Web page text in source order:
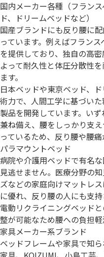
国内メーカー各種（フラン
ド、ドリームベッドなど）
国産ブランドにも反り腰に
っています。例えばフラン
を提供しており、独自の高
よって耐久性と体圧分散性
ます。
日本ベッドや東京ベッド、
術力で、人間工学に基づい
製品を開発しています。い
兼ね備え、腰をしっかり支
っているため、反り腰や腰
パラマウントベッド
病院や介護用ベッドで有名
見逃せません。医療分野の
ズなどの家庭向けマットレ
に優れ、反り腰の人にも支持
電動リクライニングベッド
整が可能なため腰への負担軽
家具メーカー系ブランド
ベッドフレームや家具で知